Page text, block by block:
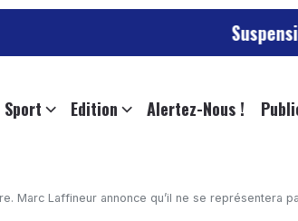
Suspension
Sport Edition Alertez-Nous !
Marc Laffineur annonce qu’il ne se représentera